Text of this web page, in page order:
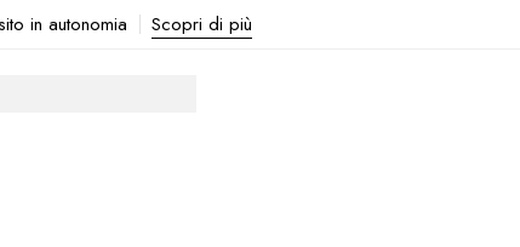
in autonomia Scopri di più